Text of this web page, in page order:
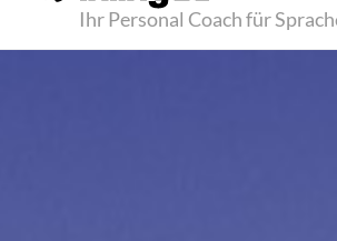
Ihr Personal Coach für